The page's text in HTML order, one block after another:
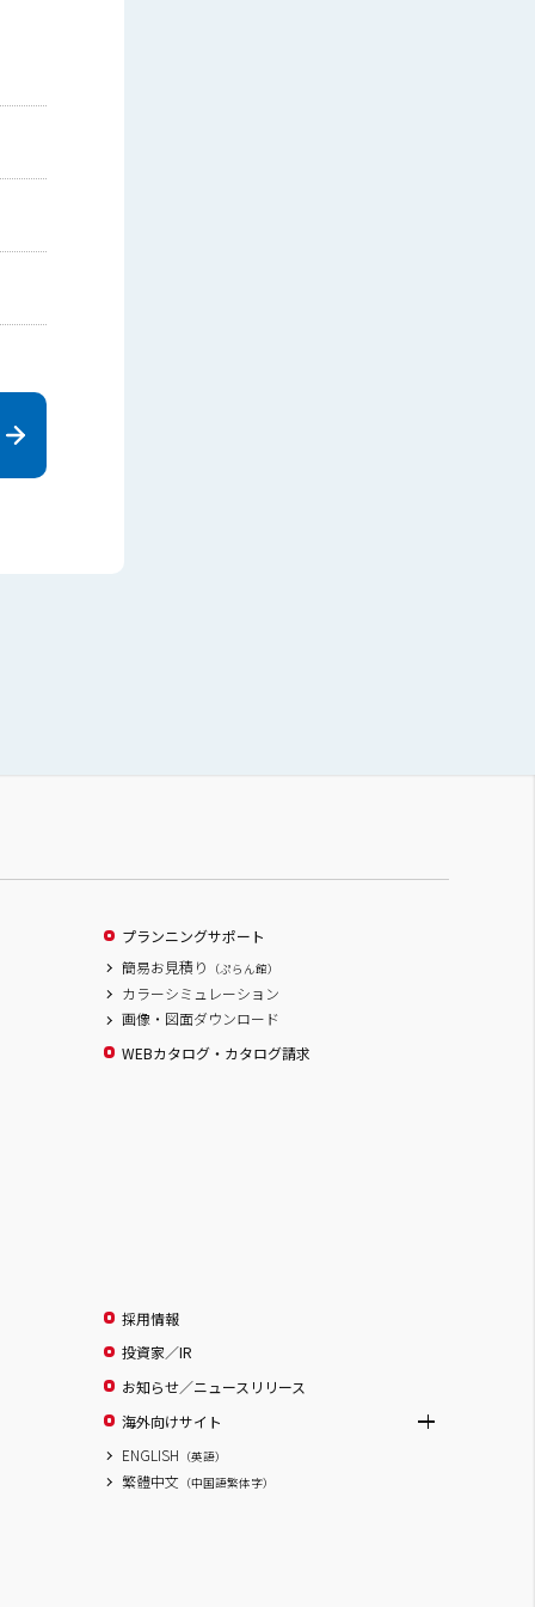
プランニングサポート
簡易お見積り
（ぷらん館）
カラーシミュレーション
画像・図面ダウンロード
WEBカタログ・カタログ請求
採用情報
投資家／IR
お知らせ／ニュースリリース
海外向けサイト
ENGLISH （英語）
繁體中文 （中国語繁体字）